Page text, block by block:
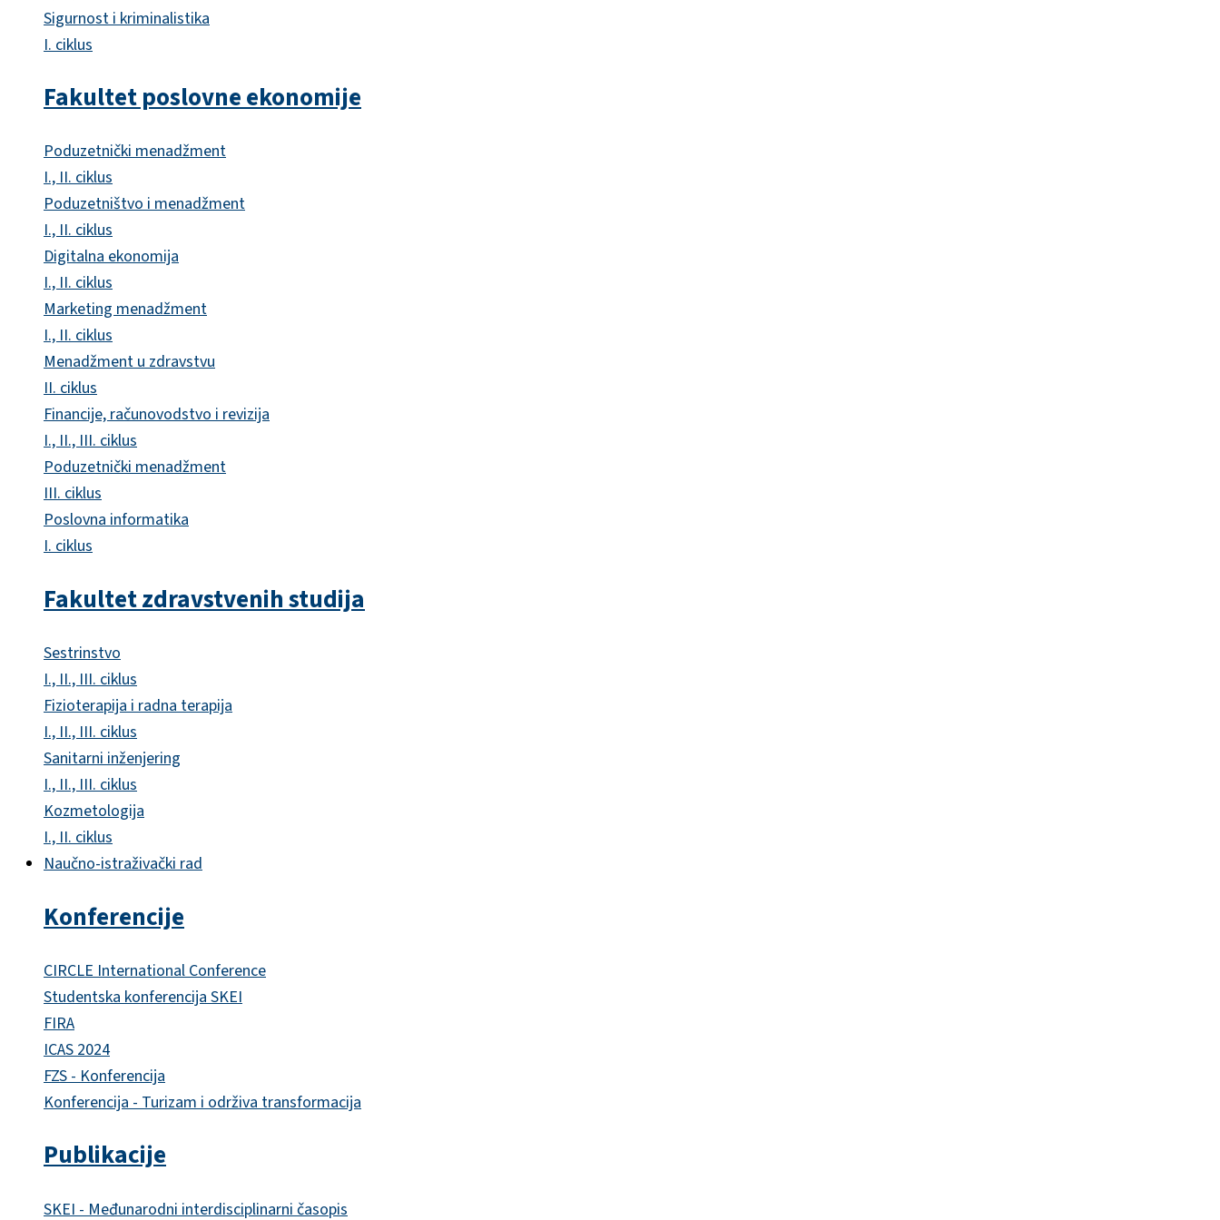
Sigurnost i kriminalistika
I. ciklus
Fakultet poslovne ekonomije
Poduzetnički menadžment
I., II. ciklus
Poduzetništvo i menadžment
I., II. ciklus
Digitalna ekonomija
I., II. ciklus
Marketing menadžment
I., II. ciklus
Menadžment u zdravstvu
II. ciklus
Financije, računovodstvo i revizija
I., II., III. ciklus
Poduzetnički menadžment
III. ciklus
Poslovna informatika
I. ciklus
Fakultet zdravstvenih studija
Sestrinstvo
I., II., III. ciklus
Fizioterapija i radna terapija
I., II., III. ciklus
Sanitarni inženjering
I., II., III. ciklus
Kozmetologija
I., II. ciklus
Naučno-istraživački rad
Konferencije
CIRCLE International Conference
Studentska konferencija SKEI
FIRA
ICAS 2024
FZS - Konferencija
Konferencija - Turizam i održiva transformacija
Publikacije
SKEI - Međunarodni interdisciplinarni časopis